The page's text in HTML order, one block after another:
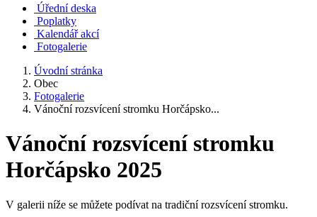
Úřední deska
Poplatky
Kalendář akcí
Fotogalerie
Úvodní stránka
Obec
Fotogalerie
Vánoční rozsvícení stromku Horčápsko...
Vánoční rozsvícení stromku
Horčápsko 2025
V galerii níže se můžete podívat na tradiční rozsvícení stromku.